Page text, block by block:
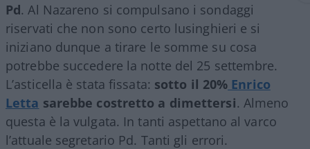
Pd. Al Nazareno si compulsano i sondaggi
riservati che non sono certo lusinghieri e si
iniziano dunque a tirare le somme su cosa
potrebbe succedere la notte del 25 settembre.
L’asticella è stata fissata: sotto il 20% Enrico
Letta sarebbe costretto a dimettersi. Almeno
questa è la vulgata. In tanti aspettano al varco
l’attuale segretario Pd. Tanti gli errori.